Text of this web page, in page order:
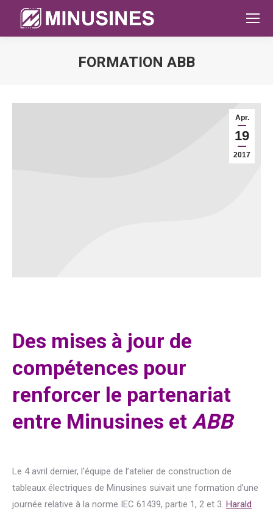
FORMATION ABB
Apr.
19
2017
Des mises à jour de
compétences pour
renforcer le partenariat
entre Minusines et ABB
Le 4 avril dernier, l’équipe de l’atelier de construction de
tableaux électriques de Minusines suivait une formation d’une
journée relative à la norme IEC 61439, partie 1, 2 et 3. Harald